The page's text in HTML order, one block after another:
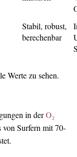
Stabil, robust,
berechenbar
Werte zu sehen.
in derO₂
Surfern mit 70-